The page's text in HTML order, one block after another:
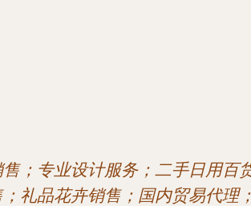
；专业设计服务；二手日用百
礼品花卉销售；国内贸易代理